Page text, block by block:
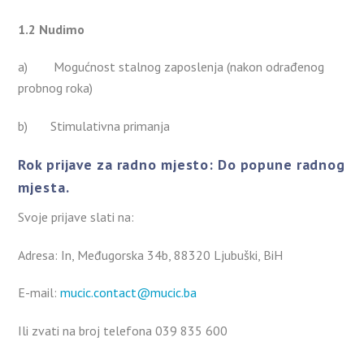
1.2 Nudimo
a) Mogućnost stalnog zaposlenja (nakon odrađenog
probnog roka)
b) Stimulativna primanja
Rok prijave za radno mjesto: Do popune radnog
mjesta.
Svoje prijave slati na:
Adresa: In, Međugorska 34b, 88320 Ljubuški, BiH
E-mail:mucic.contact@mucic.ba
Ili zvati na broj telefona 039 835 600